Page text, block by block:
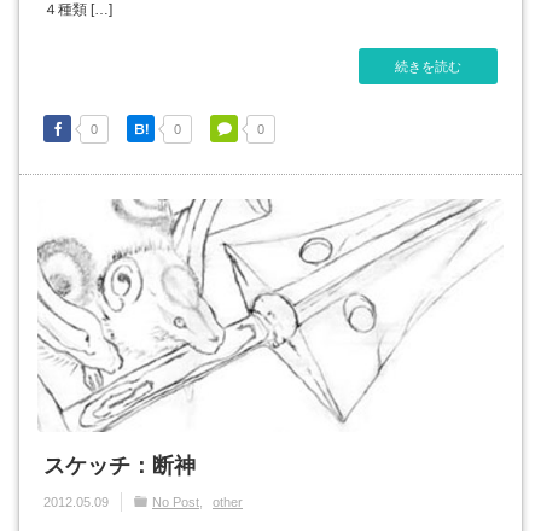
４種類 […]
続きを読む
0 0 0
スケッチ：断神
2012.05.09 No Post other